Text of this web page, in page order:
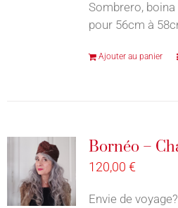
Sombrero, boina
pour 56cm à
Ajouter au panier
Bornéo –
120,00 €
Envie de